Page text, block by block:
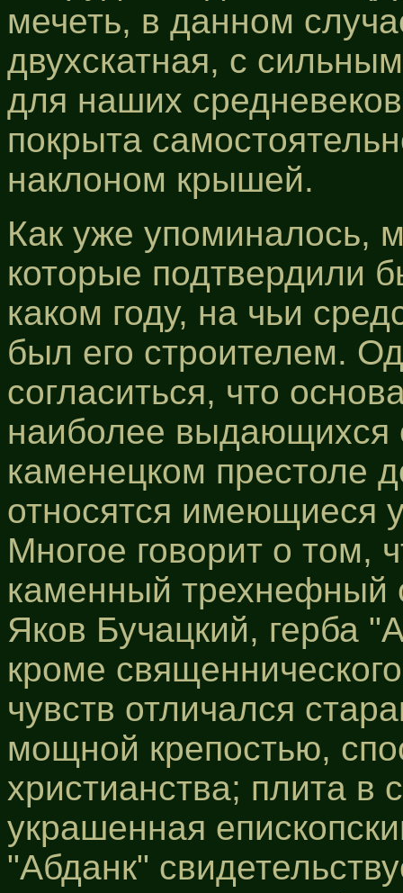
мечеть, в данном
двухскатная, с
для наших
покрыта
наклоном крышей.
Как уже упоминалось,
которые подтвердили
каком году, на чьи
был его строителем.
согласиться, что
наиболее выдающихся
каменецком престоле
относятся имеющиеся
Многое говорит о том,
каменный трехнефный
Яков Бучацкий, герба
кроме
чувств отличался
мощной крепостью,
христианства; плита в
украшенная
"Абданк"